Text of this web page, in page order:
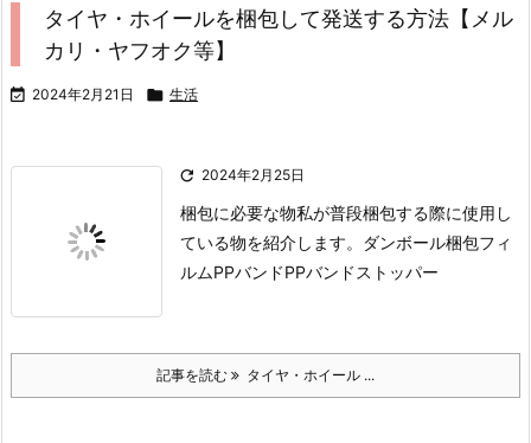
タイヤ・ホイールを梱包して発送する方法【メル
カリ・ヤフオク等】
 2024年2月21日  生活
 2024年2月25日
梱包に必要な物私が普段梱包する際に使用し
ている物を紹介します。
ダンボール梱包フィ
ルムPPバンドPPバンドストッパー
記事を読む タイヤ・ホイール ...